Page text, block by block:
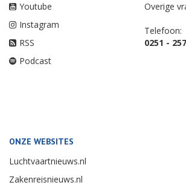
Youtube
Instagram
RSS
Podcast
Overige
Telefoon:
0251 -
ONZE WEBSITES
Luchtvaartnieuws.nl
Zakenreisnieuws.nl